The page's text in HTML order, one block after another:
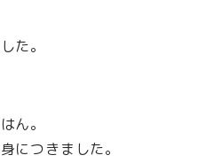
た。
ん。
につきました。